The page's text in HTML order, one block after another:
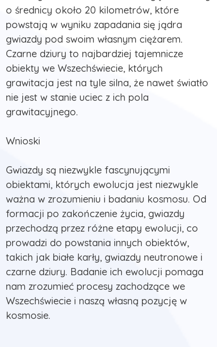
o średnicy około 20 kilometrów, które
powstają w wyniku zapadania się jądra
gwiazdy pod swoim własnym ciężarem.
Czarne dziury to najbardziej tajemnicze
obiekty we Wszechświecie, których
grawitacja jest na tyle silna, że nawet światło
nie jest w stanie uciec z ich pola
grawitacyjnego.
Wnioski
Gwiazdy są niezwykle fascynującymi
obiektami, których ewolucja jest niezwykle
ważna w zrozumieniu i badaniu kosmosu. Od
formacji po zakończenie życia, gwiazdy
przechodzą przez różne etapy ewolucji, co
prowadzi do powstania innych obiektów,
takich jak białe karły, gwiazdy neutronowe i
czarne dziury. Badanie ich ewolucji pomaga
nam zrozumieć procesy zachodzące we
Wszechświecie i naszą własną pozycję w
kosmosie.